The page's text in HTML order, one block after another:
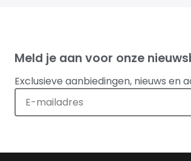
Meld je aan voor onze
Exclusieve aanbiedingen, nieuws en